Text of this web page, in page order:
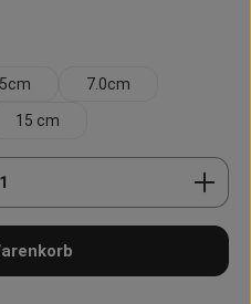
7.0cm
15 cm
Wert ein